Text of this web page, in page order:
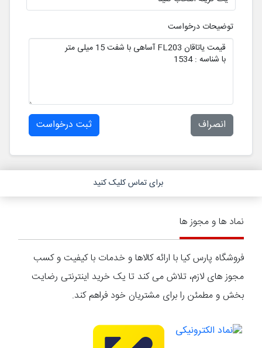
توضیحات درخواست
ثبت درخواست انصراف
برای تماس کلیک کنید
نماد ها و مجوز ها
فروشگاه پارس کیا با ارائه کالاها و خدمات با کیفیت و کسب
مجوز های لازم، تلاش می کند تا یک خرید اینترنتی رضایت
بخش و مطمئن را برای مشتریان خود فراهم کند.